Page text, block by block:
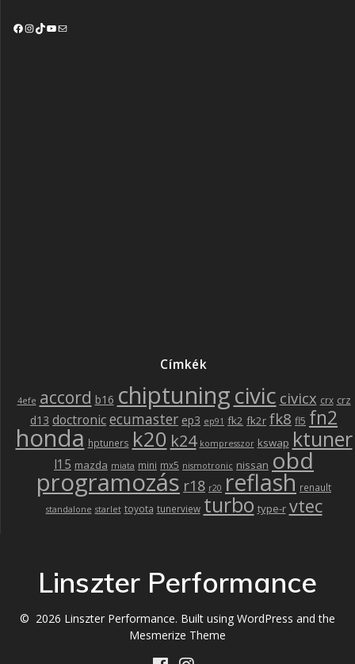
Facebook
Instagram
TikTok
YouTube
Mail
Címkék
4efe accord b16 chiptuningcivic civicx crx crz
d13 doctronicecumaster ep3 ep91 fk2 fk2r fk8 fl5 fn2
honda hptuners k20 k24 kompresszor kswap ktuner
l15 mazda miata mini mx5 nismotronic nissan obd
programozás r18 r20 reflash renault
standalone starlet toyota tunerview turbo type-r vtec
Linszter Performance
© 2026 Linszter Performance. Built using WordPress and the
Mesmerize Theme